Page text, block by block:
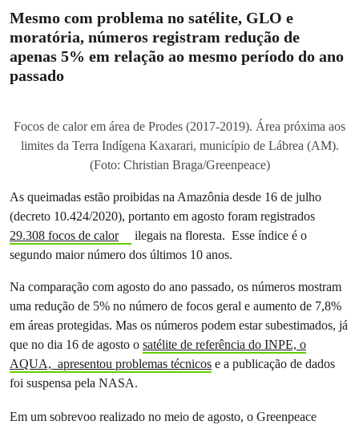
Mesmo com problema no satélite, GLO e
moratória, números registram redução de
apenas 5% em relação ao mesmo período do ano
passado
Focos de calor em área de Prodes (2017-2019). Área próxima aos
limites da Terra Indígena Kaxarari, município de Lábrea (AM).
(Foto: Christian Braga/Greenpeace)
As queimadas estão proibidas na Amazônia desde 16 de julho
(decreto 10.424/2020), portanto em agosto foram registrados
29.308 focos de calor
ilegais na floresta. Esse índice é o
segundo maior número dos últimos 10 anos.
Na comparação com agosto do ano passado, os números mostram
uma redução de 5% no número de focos geral e aumento de 7,8%
em áreas protegidas. Mas os números podem estar subestimados, já
que no dia 16 de agosto o satélite de referência do INPE, o
AQUA, apresentou problemas técnicos e a publicação de dados
foi suspensa pela NASA.
Em um sobrevoo realizado no meio de agosto, o Greenpeace